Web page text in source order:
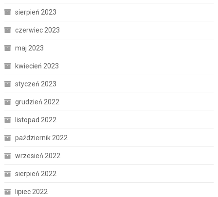
sierpień 2023
czerwiec 2023
maj 2023
kwiecień 2023
styczeń 2023
grudzień 2022
listopad 2022
październik 2022
wrzesień 2022
sierpień 2022
lipiec 2022